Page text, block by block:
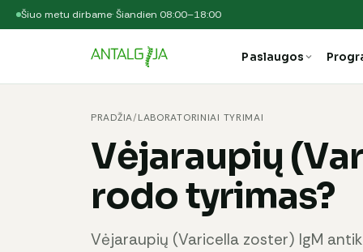
Šiuo metu dirbame· Šiandien 08:00–18:00
Paslaugos
PRADŽIA/LABORATORINIAI TYRIMAI
Vėjaraupių
rodo tyrimas?
Vėjaraupių (Varicella zoster) IgM